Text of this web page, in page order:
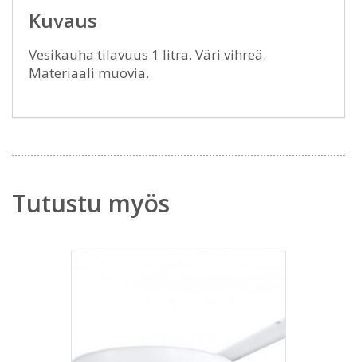
Kuvaus
Vesikauha tilavuus 1 litra. Väri vihreä.
Materiaali muovia.
Tutustu myös